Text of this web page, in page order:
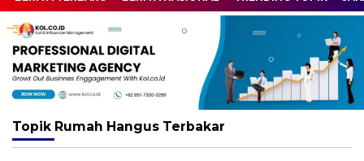
Topik Rumah Hangus Terbakar